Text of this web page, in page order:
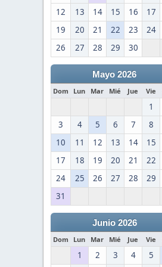
12 13 14 15 16 17
19
20 21 22 23 24
26
27 28 29 30
Mayo 2026
Dom Lun Mar Mié Jue Vie
1
3
4 5 6 7 8
10
11 12 13 14 15
17
18 19 20 21 22
24
25 26 27 28 29
31
Junio 2026
Dom Lun Mar Mié Jue Vie
1 2 3 4 5